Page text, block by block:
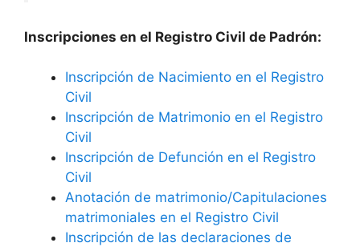
Inscripciones en el Registro Civil de Padrón:
Inscripción de Nacimiento en el Registro
Civil
Inscripción de Matrimonio en el Registro
Civil
Inscripción de Defunción en el Registro
Civil
Anotación de matrimonio/Capitulaciones
matrimoniales en el Registro Civil
Inscripción de las declaraciones de